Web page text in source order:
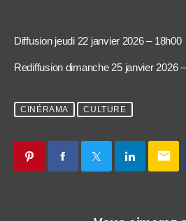
Diffusion jeudi 22 janvier 2026 – 18h00
Rediffusion dimanche 25 janvier 2026
CINÉRAMA CULTURE
email